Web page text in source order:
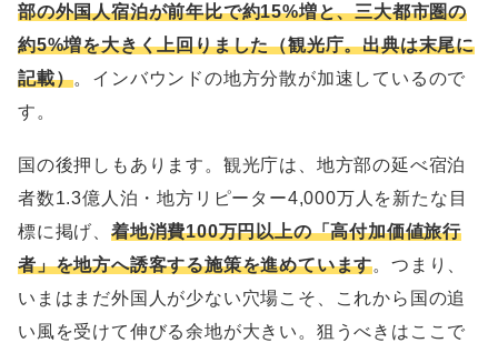
部の外国人宿泊が前年比で約15%増と、三大都市圏の
約5%増を大きく上回りました（観光庁。出典は末尾に
記載）。インバウンドの地方分散が加速しているので
す。
国の後押しもあります。観光庁は、地方部の延べ宿泊
者数1.3億人泊・地方リピーター4,000万人を新たな目
標に掲げ、 着地消費100万円以上の「高付加価値旅行
者」を地方へ誘客する施策を進めています。つまり、
いまはまだ外国人が少ない穴場こそ、これから国の追
い風を受けて伸びる余地が大きい。狙うべきはここで